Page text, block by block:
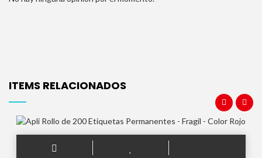
ITEMS RELACIONADOS